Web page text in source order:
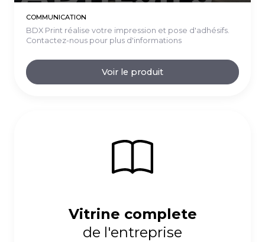
COMMUNICATION
BDX Print réalise votre impression et pose d'adhésifs.
Contactez-nous pour plus d'informations
Voir le produit
Vitrine complete
de l'entreprise